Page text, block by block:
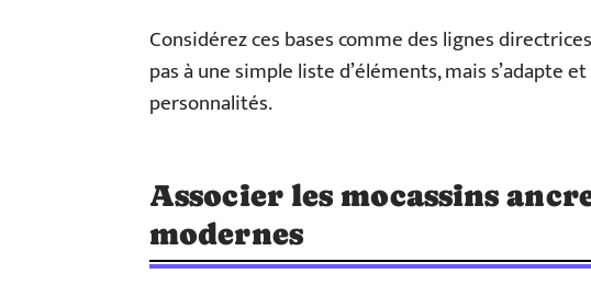
Considérez ces bases comme des lignes
pas à une simple liste d’éléments, mais s’adapte
personnalités.
Associer les mocassins
modernes